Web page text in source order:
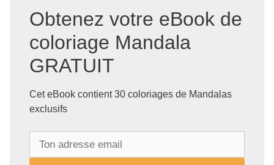
Obtenez votre eBook de
coloriage Mandala
GRATUIT
Cet eBook contient 30 coloriages de Mandalas
exclusifs